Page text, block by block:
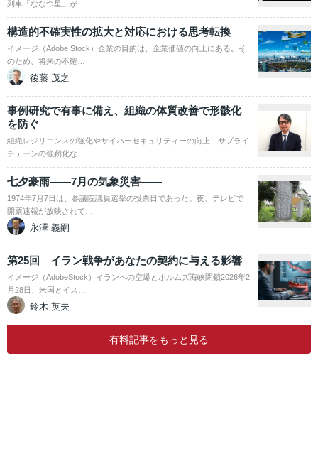
列車「ななつ星」が…
構造的不確実性の拡大と対応における思考転換
イメージ（Adobe Stock）企業の目的は、企業価値の向上にある。そ
のため、将来の不確…
後藤 茂之
事例研究で有事に備え、組織の体質改善で形骸化
を防ぐ
組織レジリエンスの強化やサイバーセキュリティーの向上、サプライ
チェーンの強靭化な…
七夕豪雨――7月の気象災害――
1974年7月7日は、参議院議員選挙の投票日であった。夜、テレビで
開票速報が放映されて…
永澤 義嗣
第25回 イラン戦争があなたの契約に与える影響
イメージ（AdobeStock）イランへの空爆とホルムズ海峡閉鎖2026年2
月28日、米国とイス…
鈴木 英夫
有料記事をもっと見る